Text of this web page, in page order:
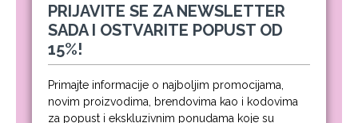
PRIJAVITE SE ZA NEWSLETTER
SADA I OSTVARITE POPUST OD
15%!
Primajte informacije o najboljim promocijama,
novim proizvodima, brendovima kao i kodovima
za popust i ekskluzivnim ponudama koje su